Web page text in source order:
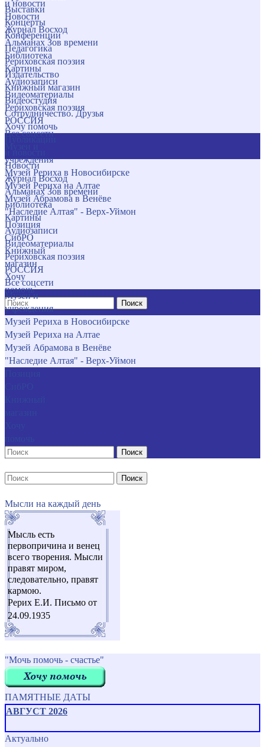
и новости
Новости
Журнал Восход
Альманах Зов времени
Библиотека
Картины
Аудиозаписи
Видеоматериалы
Рериховская поэзия
РОССИЯ
Все соцсети
учреждения
Музей Рериха в Новосибирске
Музей Рериха на Алтае
Музей Абрамова в Венёве
"Наследие Алтая" - Верх-Уймон
Позиция
СибРО
Книжный
магазин
Хочу
помочь
Поиск
Выставки
Концерты
Конференции
Педагогика
Рериховская поэзия
Издательство
Книжный магазин
Видеостудия
Сотрудничество. Друзья
Хочу помочь
Новости
Журнал Восход
Альманах Зов времени
Библиотека
Картины
Аудиозаписи
Видеоматериалы
Рериховская поэзия
РОССИЯ
Все соцсети
Музеи и
учреждения
Музей Рериха в Новосибирске
Музей Рериха на Алтае
Музей Абрамова в Венёве
"Наследие Алтая" - Верх-Уймон
Поиск
Поиск
Мысли на каждый день
Мысль есть
первопричина и венец
всего творения. Мысли
правят миром,
следовательно, правят
кармою.
Рерих Е.И. Письмо от
24.09.1935
"Мочь помочь - счастье"
ПАМЯТНЫЕ ДАТЫ
АВГУСТ 2026
Актуально